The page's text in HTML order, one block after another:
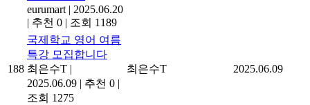
eurumart | 2025.06.20
| 추천 0 | 조회 1189
188
국제학교 영어 여름
특강 모집합니다
최은수T |
2025.06.09 | 추천 0 |
조회 1275
최은수T 2025.06.09